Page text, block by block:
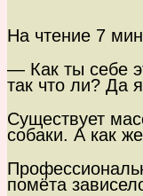
На чтение 7 мин
— Как ты себе
так что ли? Да
Существует
собаки. А как
помёта